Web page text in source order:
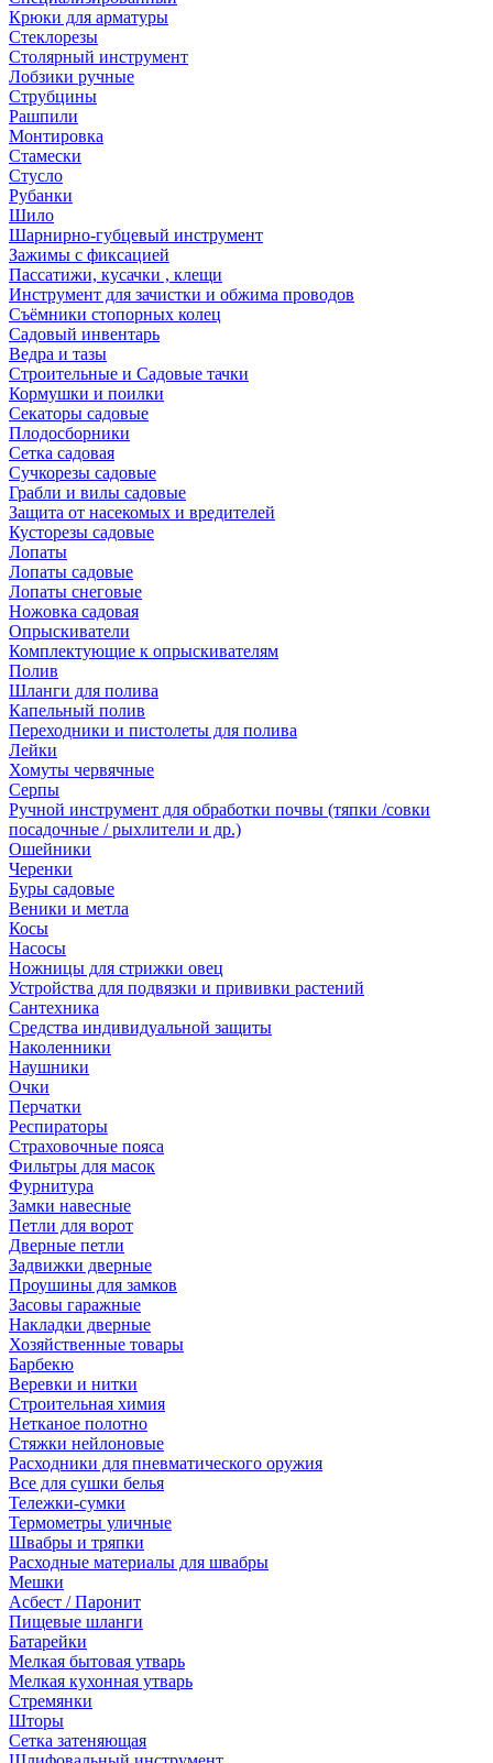
Крюки для арматуры
Стеклорезы
Столярный инструмент
Лобзики ручные
Струбцины
Рашпили
Монтировка
Стамески
Стусло
Рубанки
Шило
Шарнирно-губцевый инструмент
Зажимы с фиксацией
Пассатижи, кусачки , клещи
Инструмент для зачистки и обжима проводов
Съёмники стопорных колец
Садовый инвентарь
Ведра и тазы
Строительные и Садовые тачки
Кормушки и поилки
Секаторы садовые
Плодосборники
Сетка садовая
Сучкорезы садовые
Грабли и вилы садовые
Защита от насекомых и вредителей
Кусторезы садовые
Лопаты
Лопаты садовые
Лопаты снеговые
Ножовка садовая
Опрыскиватели
Комплектующие к опрыскивателям
Полив
Шланги для полива
Капельный полив
Переходники и пистолеты для полива
Лейки
Хомуты червячные
Серпы
Ручной инструмент для обработки почвы (тяпки /совки
посадочные / рыхлители и др.)
Ошейники
Черенки
Буры садовые
Веники и метла
Косы
Насосы
Ножницы для стрижки овец
Устройства для подвязки и прививки растений
Сантехника
Средства индивидуальной защиты
Наколенники
Наушники
Очки
Перчатки
Респираторы
Страховочные пояса
Фильтры для масок
Фурнитура
Замки навесные
Петли для ворот
Дверные петли
Задвижки дверные
Проушины для замков
Засовы гаражные
Накладки дверные
Хозяйственные товары
Барбекю
Веревки и нитки
Строительная химия
Нетканое полотно
Стяжки нейлоновые
Расходники для пневматического оружия
Все для сушки белья
Тележки-сумки
Термометры уличные
Швабры и тряпки
Расходные материалы для швабры
Мешки
Асбест / Паронит
Пищевые шланги
Батарейки
Мелкая бытовая утварь
Мелкая кухонная утварь
Стремянки
Шторы
Сетка затеняющая